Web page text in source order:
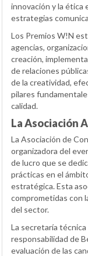
innovación y la ética
estrategias
Los Premios W!N
agencias,
creación,
de relaciones
de la creatividad,
pilares
calidad.
La Asociación
La Asociación de
organizadora del
de lucro que se
prácticas en el
estratégica. Esta
comprometidas con
del sector.
La secretaría
responsabilidad de
evaluación de las